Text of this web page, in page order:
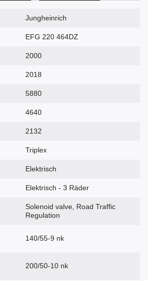
Jungheinrich
EFG 220 464DZ
2000
2018
5880
4640
2132
Triplex
Elektrisch
Elektrisch - 3 Räder
Solenoid valve, Road Traffic
Regulation
140/55-9 nk
200/50-10 nk